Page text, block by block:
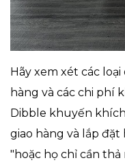
Hãy xem xét các
hàng và các chi phí
Dibble khuyến
giao hàng và lắp đặt
"hoặc họ chỉ cần thả